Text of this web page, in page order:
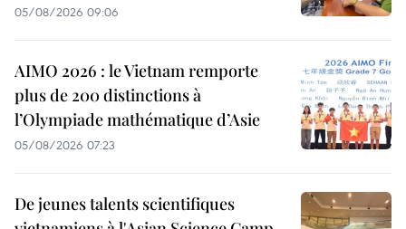
05/08/2026 09:06
AIMO 2026 : le Vietnam remporte
plus de 200 distinctions à
l’Olympiade mathématique d’Asie
05/08/2026 07:23
De jeunes talents scientifiques